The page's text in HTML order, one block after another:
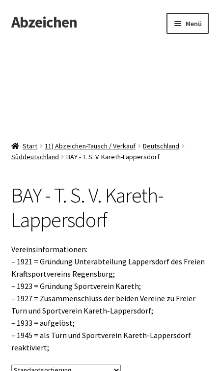
Zur
Navigation
Zum
Inhalt
Abzeichen Menü
Start 11) Abzeichen-Tausch / Verkauf
Deutschland
Süddeutschland
BAY - T. S. V. Kareth-Lappersdorf
BAY - T. S. V. Kareth-
Lappersdorf
Vereinsinformationen:
– 1921 = Gründung Unterabteilung Lappersdorf des Freien
Kraftsportvereins Regensburg;
– 1923 = Gründung Sportverein Kareth;
– 1927 = Zusammenschluss der beiden Vereine zu Freier
Turn und Sportverein Kareth-Lappersdorf;
– 1933 = aufgelöst;
– 1945 = als Turn und Sportverein Kareth-Lappersdorf
reaktiviert;